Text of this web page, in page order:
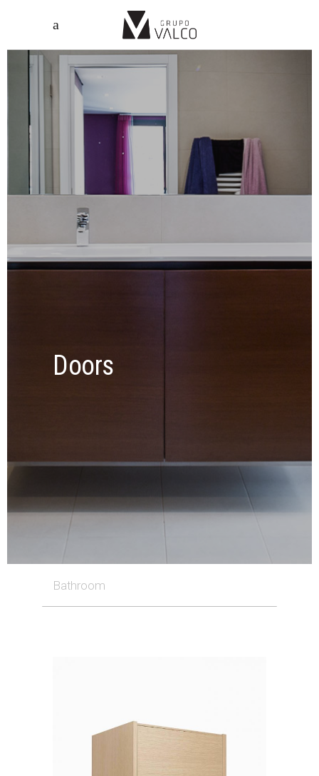
Doors
Bathroom